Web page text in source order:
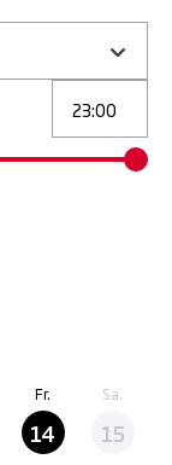
Fr.
14
Sa.
15